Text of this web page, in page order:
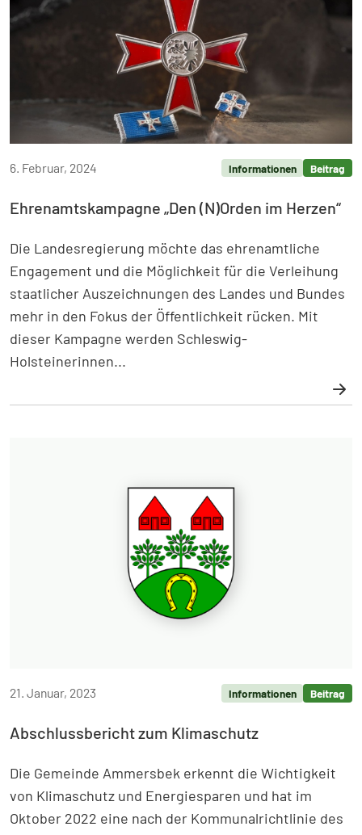
6. Februar, 2024 Informationen Beitrag
Ehrenamtskampagne „Den (N)Orden im Herzen“
Die Landesregierung möchte das ehrenamtliche
Engagement und die Möglichkeit für die Verleihung
staatlicher Auszeichnungen des Landes und Bundes
mehr in den Fokus der Öffentlichkeit rücken. Mit
dieser Kampagne werden Schleswig-
Holsteinerinnen...
Weiterlesen: Ehrenamtskampagne „Den (N)Orden im
21. Januar, 2023 Informationen Beitrag
Abschlussbericht zum Klimaschutz
Die Gemeinde Ammersbek erkennt die Wichtigkeit
von Klimaschutz und Energiesparen und hat im
Oktober 2022 eine nach der Kommunalrichtlinie des